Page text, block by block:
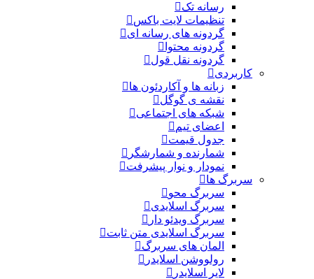
رسانه تک
تنظیمات لایت باکس
گردونه های رسانه ای
گردونه محتوا
گردونه نقل قول
کاربردی
زبانه ها و آکاردئون ها
نقشه ی گوگل
شبکه های اجتماعی
اعضای تیم
جدول قیمت
شمارنده و شمارشگر
نمودار و نوار پیشرفت
سربرگ ها
سربرگ محو
سربرگ اسلایدی
سربرگ ویدئو دار
سربرگ اسلایدی متن ثابت
المان های سربرگ
رولووشن اسلایدر
لایر اسلایدر